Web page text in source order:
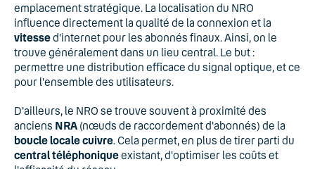
emplacement stratégique. La localisation du NRO
influence directement la qualité de la connexion et la
vitessed'internet pour les abonnés finaux. Ainsi, on le
trouve généralement dans un lieu central. Le but :
permettre une distribution efficace du signal optique, et ce
pour l'ensemble des utilisateurs.
D'ailleurs, le NRO se trouve souvent à proximité des
anciens NRA (nœuds de raccordement d'abonnés) de la
boucle locale cuivre. Cela permet, en plus de tirer parti du
central téléphoniqueexistant, d'optimiser les coûts et